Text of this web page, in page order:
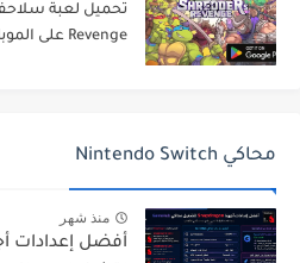
Revenge على الموبايل...
محاكي Nintendo Switch
منذ شهر